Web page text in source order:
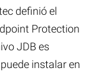
definió el
Protection
JDB es
instalar en